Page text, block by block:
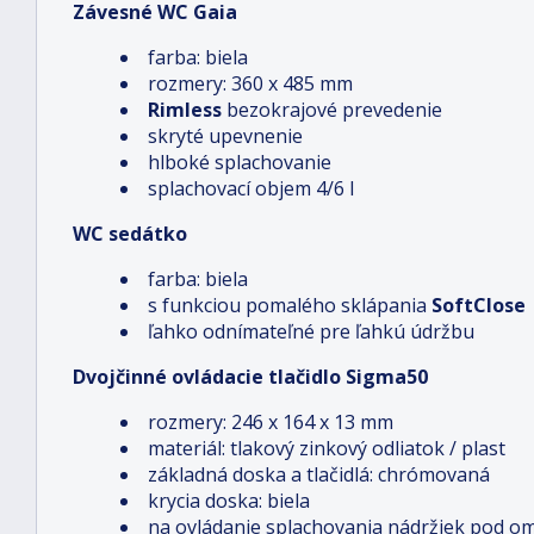
Závesné WC Gaia
farba: biela
rozmery: 360 x 485 mm
Rimless bezokrajové prevedenie
skryté upevnenie
hlboké splachovanie
splachovací objem 4/6 l
WC sedátko
farba: biela
s funkciou pomalého sklápania SoftClose
ľahko odnímateľné pre ľahkú údržbu
Dvojčinné ovládacie tlačidlo Sigma50
rozmery: 246 x 164 x 13 mm
materiál: tlakový zinkový odliatok / plast
základná doska a tlačidlá: chrómovaná
krycia doska: biela
na ovládanie splachovania nádržiek pod